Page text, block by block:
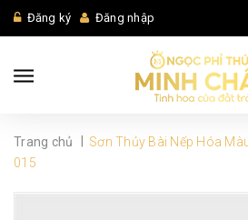
Đăng ký Đăng nhập
Trang chủ
Sơn Thủy Bài Nếp Hóa
015